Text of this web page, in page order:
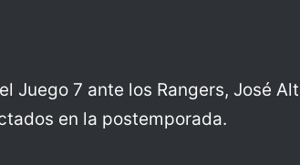
Juego 7 ante los Rangers, José
en la postemporada.